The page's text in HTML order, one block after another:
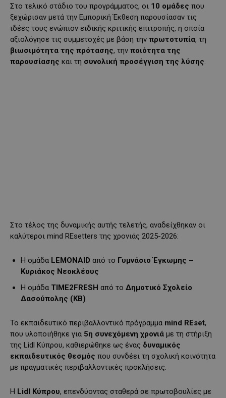
Στο τελικό στάδιο του προγράμματος, οι 10 ομάδες που
ξεχώρισαν μετά την Εμπορική Έκθεση παρουσίασαν τις
ιδέες τους ενώπιον ειδικής κριτικής επιτροπής, η οποία
αξιολόγησε τις συμμετοχές με βάση την πρωτοτυπία, τη
βιωσιμότητα της πρότασης, την ποιότητα της
παρουσίασης και τη συνολική προσέγγιση της λύσης.
Στο τέλος της δυναμικής αυτής τελετής, αναδείχθηκαν οι
καλύτεροι mind REsetters της χρονιάς 2025-2026:
Η ομάδα LEMONAID από το Γυμνάσιο Έγκωμης –
Κυριάκος Νεοκλέους
Η ομάδα TIME2 FRESH από το Δημοτικό Σχολείο
Δασούπολης (ΚΒ)
Το εκπαιδευτικό περιβαλλοντικό πρόγραμμα mind REset,
που υλοποιήθηκε για 5η συνεχόμενη χρονιά με τη στήριξη
της Lidl Κύπρου, καθιερώθηκε ως ένας δυναμικός
εκπαιδευτικός θεσμός που συνδέει τη σχολική κοινότητα
με πραγματικές περιβαλλοντικές προκλήσεις.
Η Lidl Κύπρου, επενδύοντας σταθερά σε πρωτοβουλίες με